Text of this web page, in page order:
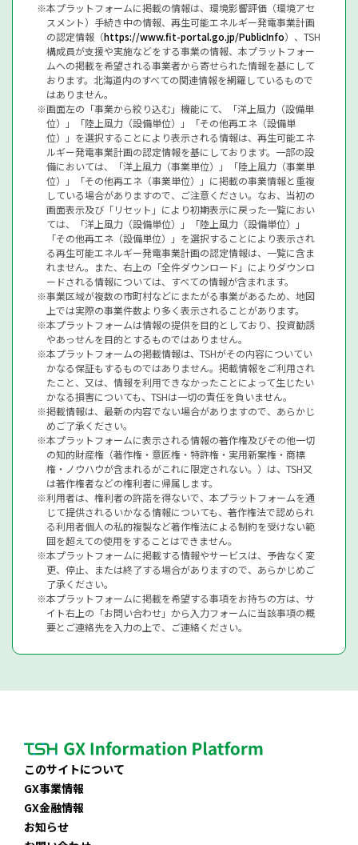
本プラットフォームに掲載の情報は、環境影響評価（環境アセ
スメント）手続き中の情報、再生可能エネルギー発電事業計画
の認定情報（https://www.fit-portal.go.jp/PublicInfo）、TSH
構成員が支援や実施などをする事業の情報、本プラットフォー
ムへの掲載を希望される事業者から寄せられた情報を基にして
おります。北海道内のすべての関連情報を網羅しているもので
はありません。
画面左の「事業から絞り込む」機能にて、「洋上風力（設備単
位）」「陸上風力（設備単位）」「その他再エネ（設備単
位）」を選択することにより表示される情報は、再生可能エネ
ルギー発電事業計画の認定情報を基にしております。一部の設
備においては、「洋上風力（事業単位）」「陸上風力（事業単
位）」「その他再エネ（事業単位）」に掲載の事業情報と重複
している場合がありますので、ご注意ください。なお、当初の
画面表示及び「リセット」により初期表示に戻った一覧におい
ては、「洋上風力（設備単位）」「陸上風力（設備単位）」
「その他再エネ（設備単位）」を選択することにより表示され
る再生可能エネルギー発電事業計画の認定情報は、一覧に含ま
れません。また、右上の「全件ダウンロード」によりダウンロ
ードされる情報については、すべての情報が含まれます。
事業区域が複数の市町村などにまたがる事業があるため、地図
上では実際の事業件数より多く表示されることがあります。
本プラットフォームは情報の提供を目的としており、投資勧誘
やあっせんを目的とするものではありません。
本プラットフォームの掲載情報は、TSHがその内容についてい
かなる保証もするものではありません。掲載情報をご利用され
たこと、又は、情報を利用できなかったことによって生じたい
かなる損害についても、TSHは一切の責任を負いません。
掲載情報は、最新の内容でない場合がありますので、あらかじ
めご了承ください。
本プラットフォームに表示される情報の著作権及びその他一切
の知的財産権（著作権・意匠権・特許権・実用新案権・商標
権・ノウハウが含まれるがこれに限定されない。）は、TSH又
は著作権者などの権利者に帰属します。
利用者は、権利者の許諾を得ないで、本プラットフォームを通
じて提供されるいかなる情報についても、著作権法で認められ
る利用者個人の私的複製など著作権法による制約を受けない範
囲を超えての使用をすることはできません。
本プラットフォームに掲載する情報やサービスは、予告なく変
更、停止、または終了する場合がありますので、あらかじめご
了承ください。
本プラットフォームに掲載を希望する事項をお持ちの方は、サ
イト右上の「お問い合わせ」から入力フォームに当該事項の概
要とご連絡先を入力の上で、ご連絡ください。
このサイトについて
GX事業情報
GX金融情報
お知らせ